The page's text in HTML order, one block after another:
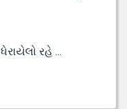
રહે ...